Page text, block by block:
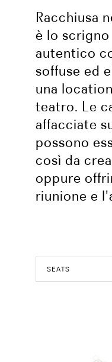
Racchiusa
è lo
autentico
soffuse ed
una
teatro. Le
affacciate
possono
così da
oppure
riunione e
SEATS